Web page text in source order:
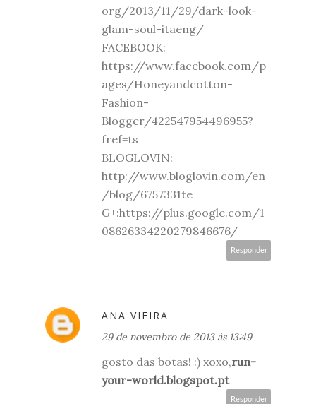
org/2013/11/29/dark-look-
glam-soul-itaeng/
FACEBOOK:
https://www.facebook.com/p
ages/Honeyandcotton-
Fashion-
Blogger/422547954496955?
fref=ts
BLOGLOVIN:
http://www.bloglovin.com/en
/blog/6757331te
G+:https://plus.google.com/1
08626334220279846676/
Responder
ANA VIEIRA
29 de novembro de 2013 às 13:49
gosto das botas! :) xoxo,run-
your-world.blogspot.pt
Responder